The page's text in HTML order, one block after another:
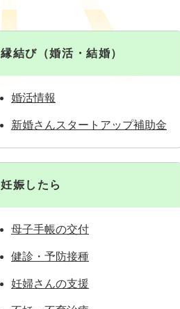
縁結び（婚活・結婚）
婚活情報
新婚さんスタートアップ補助金
妊娠したら
母子手帳の交付
健診・予防接種
妊婦さんの支援